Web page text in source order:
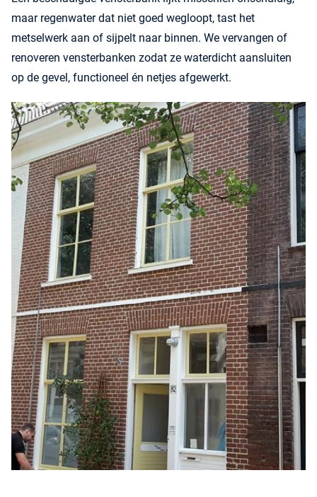
maar regenwater dat niet goed wegloopt, tast het
metselwerk aan of sijpelt naar binnen. We vervangen of
renoveren vensterbanken zodat ze waterdicht aansluiten
op de gevel, functioneel én netjes afgewerkt.